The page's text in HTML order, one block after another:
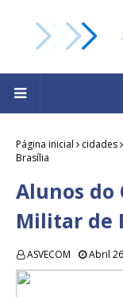
Página inicial cidades
Brasília
Alunos do
Militar de
ASVECOM Abril